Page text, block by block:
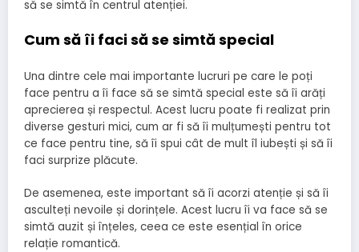
să se simtă în centrul atenției.
Cum să îi faci să se simtă special
Una dintre cele mai importante lucruri pe care le poți
face pentru a îi face să se simtă special este să îi arăți
aprecierea și respectul. Acest lucru poate fi realizat prin
diverse gesturi mici, cum ar fi să îi mulțumești pentru tot
ce face pentru tine, să îi spui cât de mult îl iubești și să îi
faci surprize plăcute.
De asemenea, este important să îi acorzi atenție și să îi
asculteți nevoile și dorințele. Acest lucru îi va face să se
simtă auzit și înțeles, ceea ce este esențial în orice
relație romantică.